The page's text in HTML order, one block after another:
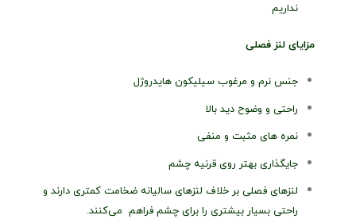
نداریم
مزایای لنز فصلی
جنس نرم و مرغوب سیلیکون هایدروژل
راحتی و وضوح دید بالا
نمره های مثبت و منفی
جایگذاری بهتر روی قرنیه چشم
لنزهای فصلی بر خلاف لنزهای سالیانه ضخامت کمتری دارند و
راحتی بسیار بیشتری را برای چشم فراهم می‌کنند.